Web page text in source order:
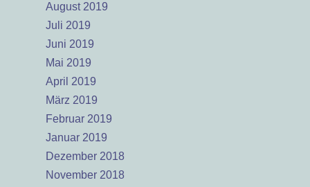
August 2019
Juli 2019
Juni 2019
Mai 2019
April 2019
März 2019
Februar 2019
Januar 2019
Dezember 2018
November 2018